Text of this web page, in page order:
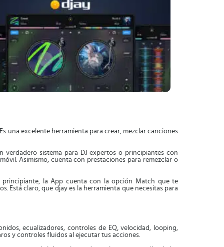
una excelente herramienta para crear, mezclar canciones
verdadero sistema para DJ expertos o principiantes con
Asimismo, cuenta con prestaciones para remezclar o
principiante, la App cuenta con la opción Match que te
Está claro, que djay es la herramienta que necesitas para
ecualizadores, controles de EQ, velocidad, looping,
y controles fluidos al ejecutar tus acciones.